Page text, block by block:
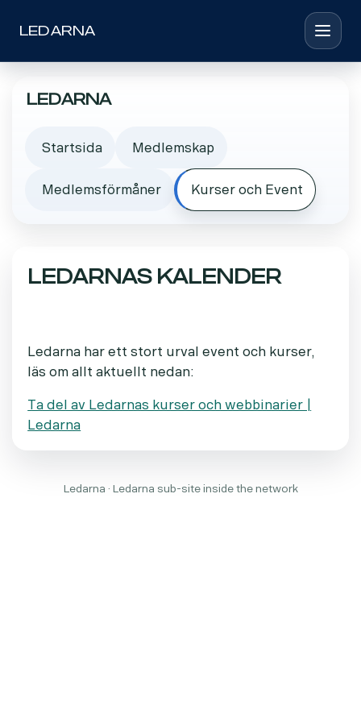
LEDARNA Toggle
Ledarna
Startsida Medlemskap
Medlemsförmåner Kurser och Event
LEDARNAS KALENDER
Ledarna har ett stort urval event och kurser,
läs om allt aktuellt nedan:
Ta del av Ledarnas kurser och webbinarier |
Ledarna
Ledarna · Ledarna sub-site inside the network